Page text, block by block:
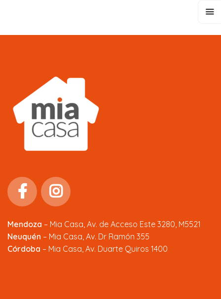
Mendoza – Mia Casa, Av. de Acceso Este 3280, M5521
Neuquén – Mia Casa, Av. Dr Ramón 355
Córdoba – Mia Casa, Av. Duarte Quiros 1400